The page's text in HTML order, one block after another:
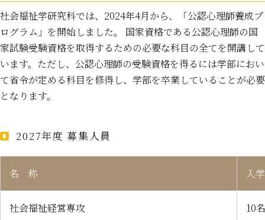
社会福祉学研究科では、2024年4月から、「公認心理師養成プ
ログラム」を開始しました。 国家資格である公認心理師の国
家試験受験資格を取得するための必要な科目の全てを開講して
います。ただし、公認心理師の受験資格を得るには学部におい
て省令が定める科目を修得し、学部を卒業していることが必要
となります。
2027年度 募集人員
名 称 入
社会福祉経営専攻 10名